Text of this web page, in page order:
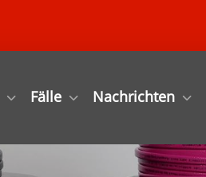
Fälle Nachrichten